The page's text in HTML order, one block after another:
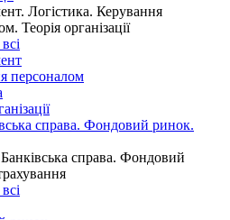
Логістика. Керування
Теорія організації
персоналом
справа. Фондовий ринок.
справа. Фондовий